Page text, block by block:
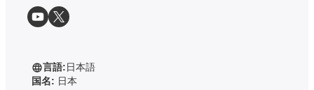
言語:日本語
国名: 日本